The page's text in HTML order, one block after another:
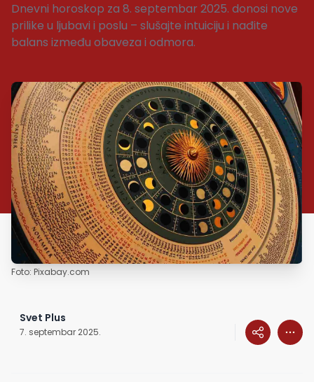
Dnevni horoskop za 8. septembar 2025. donosi nove
prilike u ljubavi i poslu – slušajte intuiciju i nađite
balans između obaveza i odmora.
Foto: Pixabay.com
Svet Plus
7. septembar 2025.